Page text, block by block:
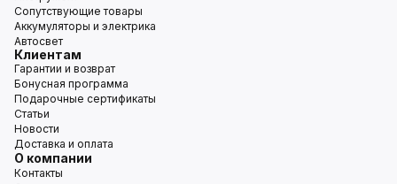
Сопутствующие товары
Аккумуляторы и электрика
Автосвет
Клиентам
Гарантии и возврат
Бонусная программа
Подарочные сертификаты
Статьи
Новости
Доставка и оплата
О компании
Контакты